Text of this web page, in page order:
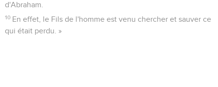
d'Abraham.
10 En effet, le Fils de l'homme est venu chercher et sauver ce
qui était perdu. »